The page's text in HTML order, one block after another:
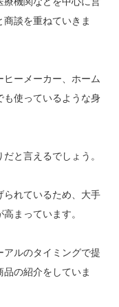
談を重ねていきま
ーメーカー、ホーム
も使っているような身
と言えるでしょう。
られているため、大手
まっています。
アルのタイミングで提
の紹介をしていま